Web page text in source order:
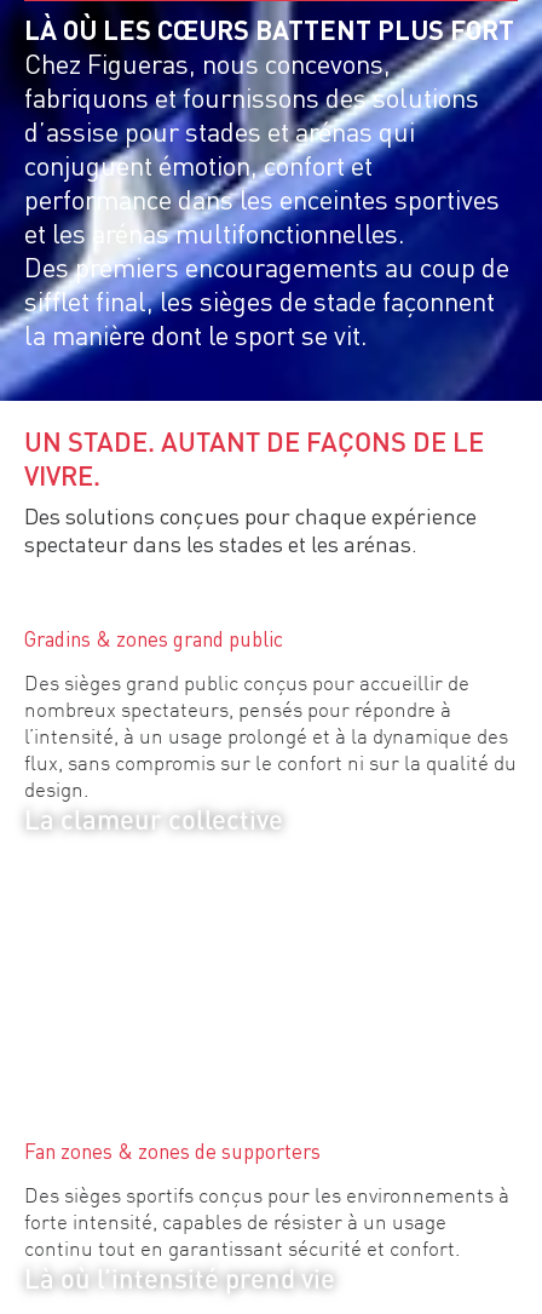
LÀ OÙ LES CŒURS BATTENT PLUS FORT
Chez Figueras, nous concevons,
fabriquons et fournissons des solutions
d’assise pour stades et arénas qui
conjuguent émotion, confort et
performance dans les enceintes sportives
et les arénas multifonctionnelles.
Des premiers encouragements au coup de
sifflet final, les sièges de stade façonnent
la manière dont le sport se vit.
UN STADE. AUTANT DE FAÇONS DE LE
VIVRE.
Des solutions conçues pour chaque expérience
spectateur dans les stades et les arénas.
La clameur collective
Gradins & zones grand public
Des sièges grand public conçus pour accueillir de
nombreux spectateurs, pensés pour répondre à
l’intensité, à un usage prolongé et à la dynamique des
flux, sans compromis sur le confort ni sur la qualité du
design.
Là où l’intensité prend vie
Fan zones & zones de supporters
Des sièges sportifs conçus pour les environnements à
forte intensité, capables de résister à un usage
continu tout en garantissant sécurité et confort.